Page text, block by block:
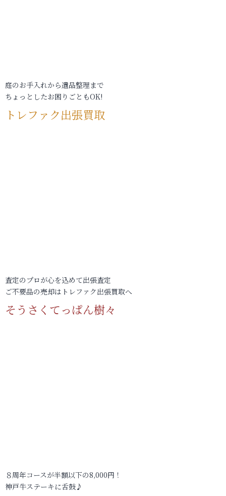
庭のお手入れから遺品整理まで
ちょっとしたお困りごともOK!
トレファク出張買取
査定のプロが心を込めて出張査定
ご不要品の売却はトレファク出張買取へ
そうさくてっぱん樹々
８周年コースが半額以下の8,000円！
神戸牛ステーキに舌鼓♪